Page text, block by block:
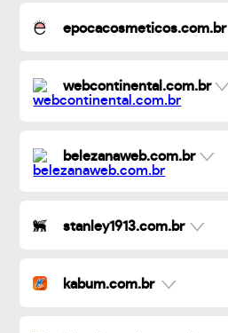
epocacosmeticos.com.br
webcontinental.com.br
belezanaweb.com.br
stanley1913.com.br
kabum.com.br